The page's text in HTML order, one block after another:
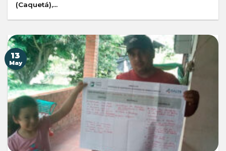
(Caquetá),...
13
May